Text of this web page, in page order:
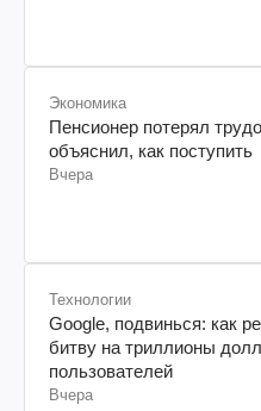
Экономика
Пенсионер потерял
объяснил, как поступить
Вчера
Технологии
Google, подвинься: как
битву на триллионы
пользователей
Вчера